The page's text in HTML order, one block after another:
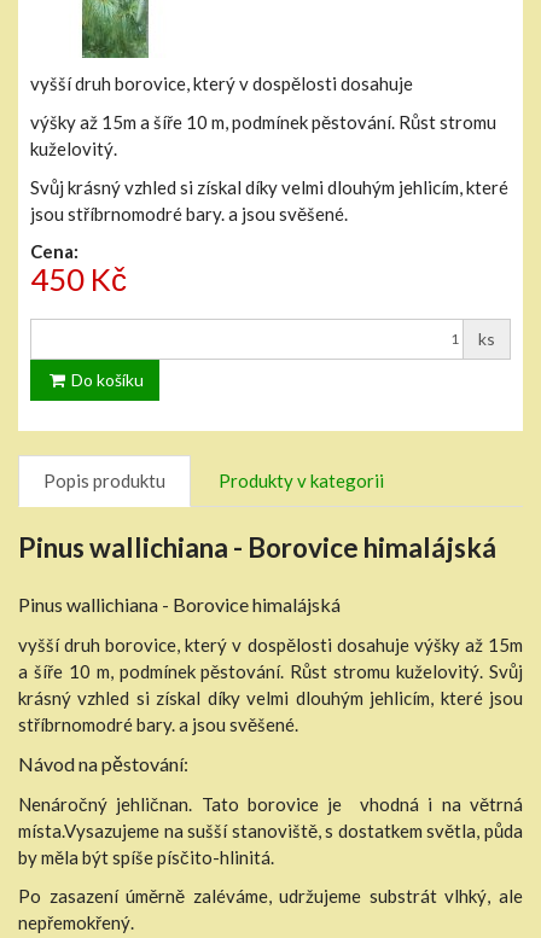
vyšší druh borovice, který v dospělosti dosahuje
výšky až 15m a šíře 10 m, podmínek pěstování. Růst stromu
kuželovitý.
Svůj krásný vzhled si získal díky velmi dlouhým jehlicím, které
jsou stříbrnomodré bary. a jsou svěšené.
Cena:
450 Kč
ks
Do košíku
Popis produktu Produkty v kategorii
Pinus wallichiana - Borovice himalájská
Pinus wallichiana - Borovice himalájská
vyšší druh borovice, který v dospělosti dosahuje výšky až 15m
a šíře 10 m, podmínek pěstování. Růst stromu kuželovitý. Svůj
krásný vzhled si získal díky velmi dlouhým jehlicím, které jsou
stříbrnomodré bary. a jsou svěšené.
Návod na pěstování:
Nenáročný jehličnan. Tato borovice je vhodná i na větrná
místa.Vysazujeme na sušší stanoviště, s dostatkem světla, půda
by měla být spíše písčito-hlinitá.
Po zasazení úměrně zaléváme, udržujeme substrát vlhký, ale
nepřemokřený.